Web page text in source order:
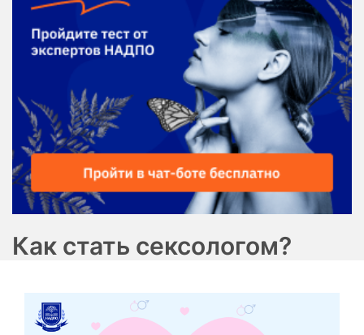
Как стать сексологом?